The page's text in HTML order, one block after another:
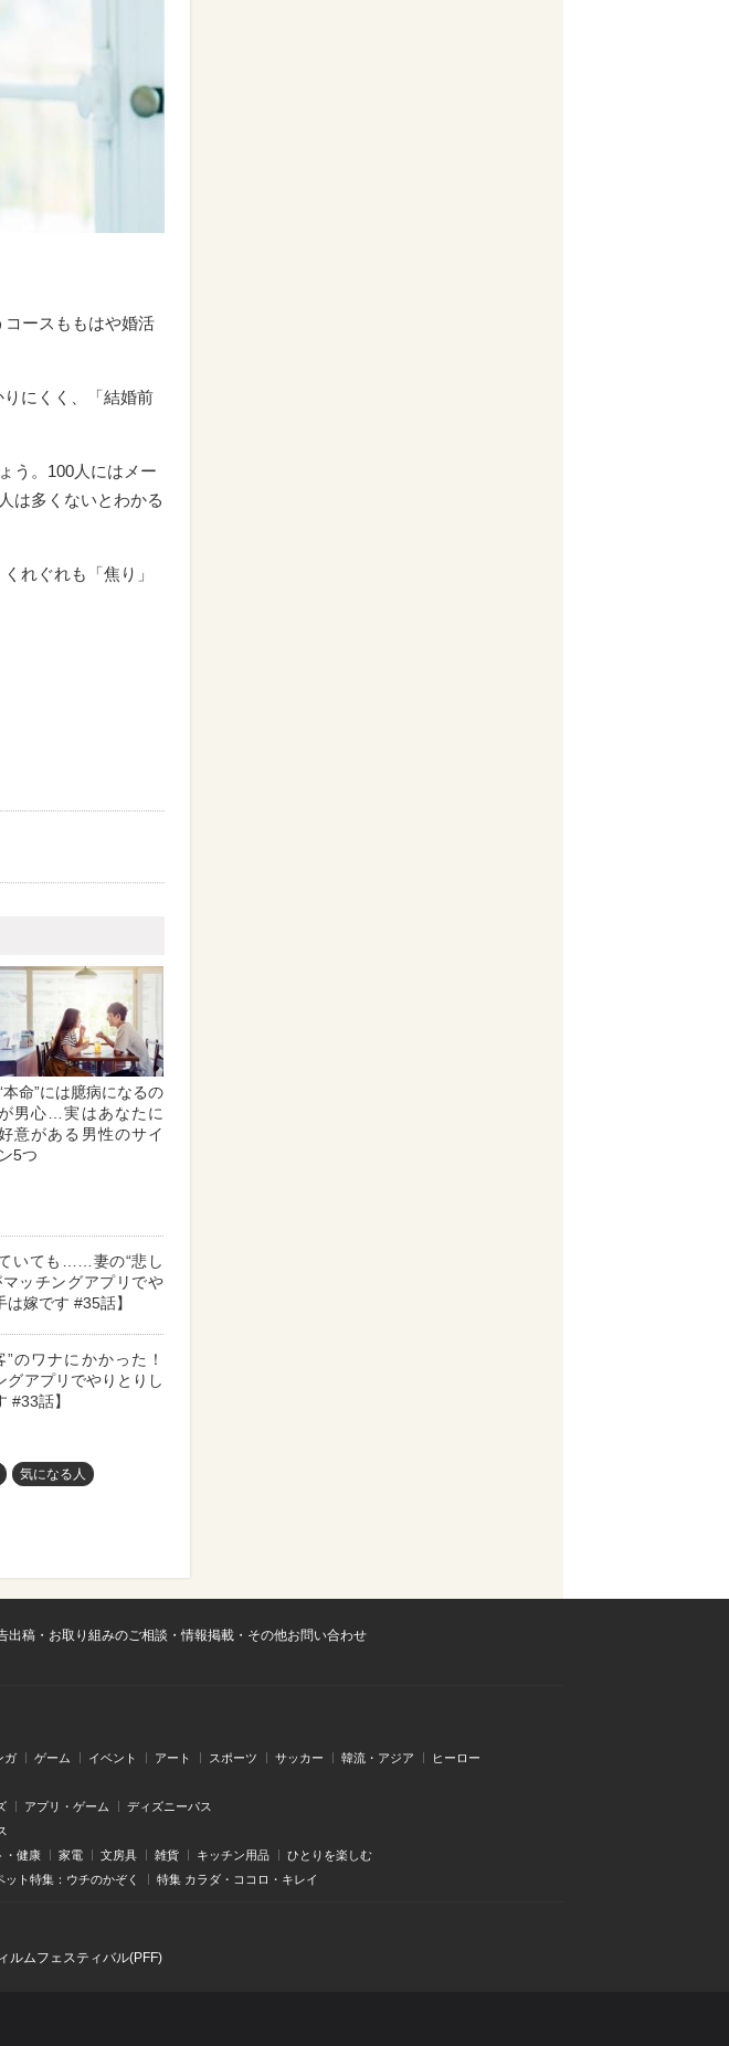
ースももはや婚活
りにくく、「結婚前
う。100人にはメー
は多くないとわかる
れぐれも「焦り」
本命”には臆病になるの
男心…実はあなたに
意がある男性のサイ
ン5つ
いても……妻の“悲し
ッチングアプリでや
は嫁です #35話】
のワナにかかった！
グアプリでやりとりし
#33話】
気になる人
出稿・お取り組みのご相談・情報掲載・その他お問い合わせ
ガ ゲーム イベント アート スポーツ サッカー 韓流・アジア ヒーロー
アプリ・ゲーム ディズニーパス
・健康 家電 文房具 雑貨 キッチン用品 ひとりを楽しむ
ット特集：ウチのかぞく 特集 カラダ・ココロ・キレイ
ルムフェスティバル(PFF)